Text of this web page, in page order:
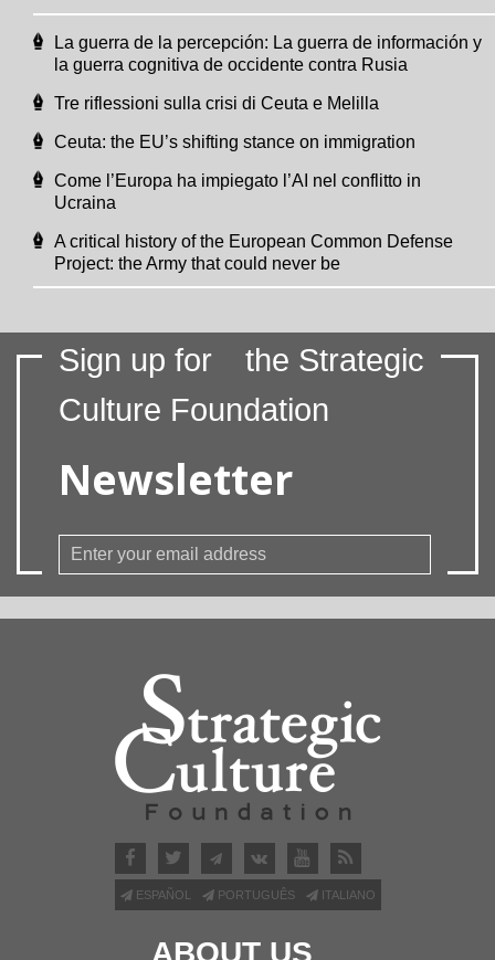
La guerra de la percepción: La guerra de información y
la guerra cognitiva de occidente contra Rusia
Tre riflessioni sulla crisi di Ceuta e Melilla
Ceuta: the EU’s shifting stance on immigration
Come l’Europa ha impiegato l’AI nel conflitto in
Ucraina
A critical history of the European Common Defense
Project: the Army that could never be
Sign up for
the Strategic
Culture Foundation
Newsletter
ESPAÑOL PORTUGUÊS ITALIANO
ABOUT US